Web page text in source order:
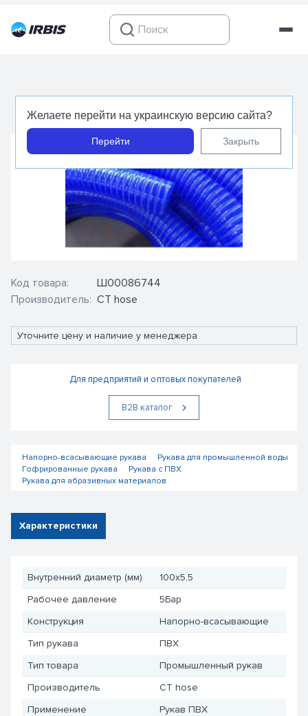
Желаете перейти на украинскую версию сайта?
Перейти Закрыть
Рукав ПВХ н/в d100x5,5 5Бар +60°С - CT hose
Код товара:
Производитель:
Ш00086744
CT hose
Уточните цену и наличие у менеджера
Для предприятий и оптовых покупателей
В2В каталог
Напорно-всасывающие рукава
Рукава для промышленной воды
Гофрированные рукава
Рукава с ПВХ
Рукава для абразивных материалов
Характеристики
Внутренний диаметр (мм)
100x5,5
Рабочее давление
5Бар
Конструкция
Напорно-всасывающие
Тип рукава
ПВХ
Тип товара
Промышленный рукав
Производитель
CT hose
Применение
Рукав ПВХ